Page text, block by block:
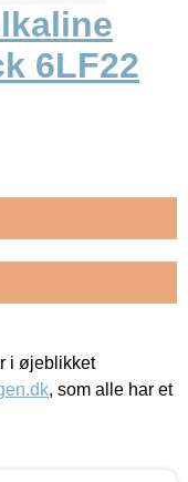
6LF22
i øjeblikket
, som alle har et